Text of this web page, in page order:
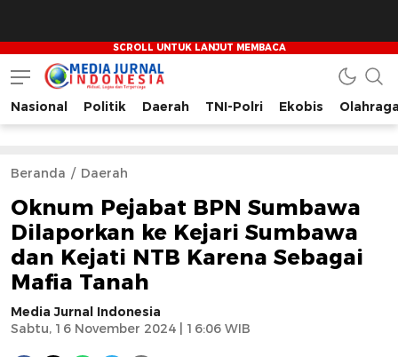
Media Jurnal Indonesia
Bersama Membangun Indonesia
Nasional Politik Daerah TNI-Polri Ekobis
Beranda Daerah
Oknum Pejabat BPN Sumbawa
Dilaporkan ke Kejari Sumbawa
dan Kejati NTB Karena Sebagai
Mafia Tanah
Media Jurnal Indonesia
Sabtu, 16 November 2024 | 16:06 WIB